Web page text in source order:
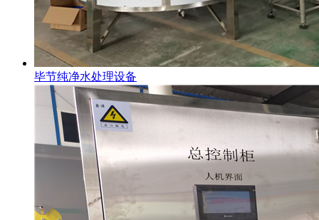
毕节纯净水处理设备